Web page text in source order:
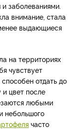
заболеваниями.
внимание, стала
выдающиеся
на территориях
чувствует
отдать до
цвет после
любыми
небольшого
часто